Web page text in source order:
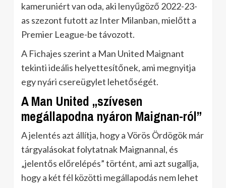
kameruniért van oda, aki lenyűgöző 2022-23-
as szezont futott az Inter Milanban, mielőtt a
Premier League-be távozott.
A Fichajes szerint a Man United Maignant
tekinti ideális helyettesítőnek, ami megnyitja
egy nyári csereügylet lehetőségét.
A Man United „szívesen
megállapodna nyáron Maignan-ról”
A jelentés azt állítja, hogy a Vörös Ördögök már
tárgyalásokat folytatnak Maignannal, és
„jelentős előrelépés” történt, ami azt sugallja,
hogy a két fél közötti megállapodás nem lehet